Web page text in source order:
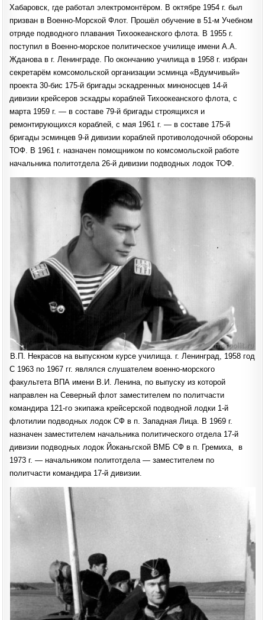
Хабаровск, где работал электромонтёром. В октябре 1954 г. был
призван в Военно-Морской Флот. Прошёл обучение в 51-м Учебном
отряде подводного плавания Тихоокеанского флота. В 1955 г.
поступил в Военно-морское политическое училище имени А.А.
Жданова в г. Ленинграде. По окончанию училища в 1958 г. избран
секретарём комсомольской организации эсминца «Вдумчивый»
проекта 30-бис 175-й бригады эскадренных миноносцев 14-й
дивизии крейсеров эскадры кораблей Тихоокеанского флота, с
марта 1959 г. — в составе 79-й бригады строящихся и
ремонтирующихся кораблей, с мая 1961 г. — в составе 175-й
бригады эсминцев 9-й дивизии кораблей противолодочной обороны
ТОФ. В 1961 г. назначен помощником по комсомольской работе
начальника политотдела 26-й дивизии подводных лодок ТОФ.
В.П. Некрасов на выпускном курсе училища. г. Ленинград, 1958 год
С 1963 по 1967 гг. являлся слушателем военно-морского
факультета ВПА имени В.И. Ленина, по выпуску из которой
направлен на Северный флот заместителем по политчасти
командира 121-го экипажа крейсерской подводной лодки 1-й
флотилии подводных лодок СФ в п. Западная Лица. В 1969 г.
назначен заместителем начальника политического отдела 17-й
дивизии подводных лодок Йоканьгской ВМБ СФ в п. Гремиха, в
1973 г. — начальником политотдела — заместителем по
политчасти командира 17-й диви­зии.